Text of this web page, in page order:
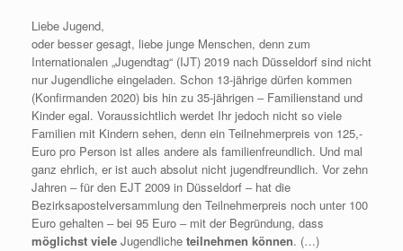
Liebe Jugend,
oder besser gesagt, liebe junge Menschen, denn zum
Internationalen „Jugendtag“ (IJT) 2019 nach Düsseldorf sind nicht
nur Jugendliche eingeladen. Schon 13-jährige dürfen kommen
(Konfirmanden 2020) bis hin zu 35-jährigen ‒ Familienstand und
Kinder egal. Voraussichtlich werdet Ihr jedoch nicht so viele
Familien mit Kindern sehen, denn ein Teilnehmerpreis von 125,-
Euro pro Person ist alles andere als familienfreundlich. Und mal
ganz ehrlich, er ist auch absolut nicht jugendfreundlich. Vor zehn
Jahren ‒ für den EJT 2009 in Düsseldorf ‒ hat die
Bezirksapostelversammlung den Teilnehmerpreis noch unter 100
Euro gehalten ‒ bei 95 Euro ‒ mit der Begründung, dass
möglichst viele Jugendliche teilnehmen können. (…)